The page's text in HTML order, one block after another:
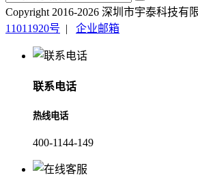
Copyright 2016-2026 深圳市宇泰科技
11011920号 | 企业邮箱
联系电话
热线电话
400-1144-149